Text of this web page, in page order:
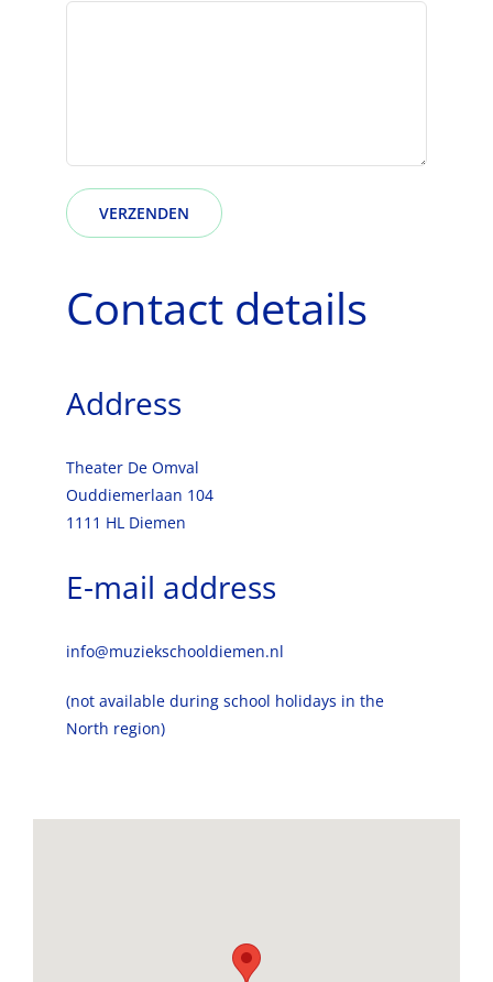
Contact details
Address
Theater De Omval
Ouddiemerlaan 104
1111 HL Diemen
E-mail address
info@muziekschooldiemen.nl
(not available during school holidays in the
North region)